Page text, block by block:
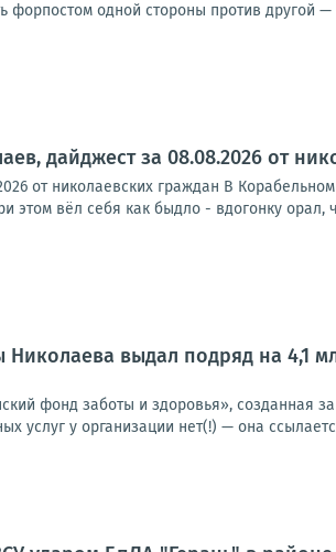
форпостом одной стороны против другой
дайджест за 08.08.2026 от
от николаевских граждан В
этом вёл себя как быдло - вдогонку орал,
Николаева выдал подряд на 4,1
фонд заботы и здоровья», созданная
услуг у организации нет(!) — она